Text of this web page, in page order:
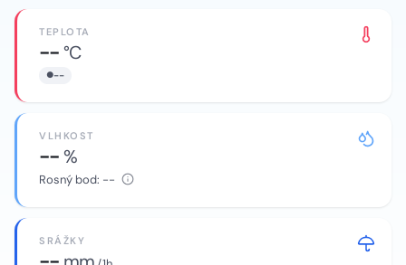
TEPLOTA
--°C
--
VLHKOST
--%
Rosný bod: --
SRÁŽKY